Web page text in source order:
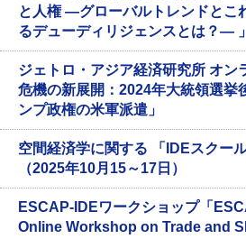
と人権 ―グローバルトレンドとこ
るデューディリジェンスとは？― 」
ジェトロ・アジア経済研究所 オン
危機の新展開：2024年大統領選挙
ンプ政権の米軍派遣」
空間経済学に関する 「IDEスクー
（2025年10月15～17日）
ESCAP-IDEワークショップ「
Online Workshop on Trade and